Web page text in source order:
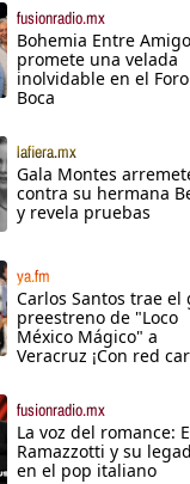
fusionradio.mx
Bohemia Entre
promete una velada
inolvidable en el Foro
Boca
lafiera.mx
Gala Montes
contra su hermana
y revela pruebas
ya.fm
Carlos Santos trae el
preestreno de "Loco
México Mágico" a
Veracruz ¡Con red
fusionradio.mx
La voz del romance:
Ramazzotti y su
en el pop italiano